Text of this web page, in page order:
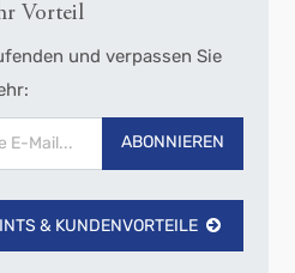
Vorteil
und verpassen Sie
ABONNIEREN
& KUNDENVORTEILE